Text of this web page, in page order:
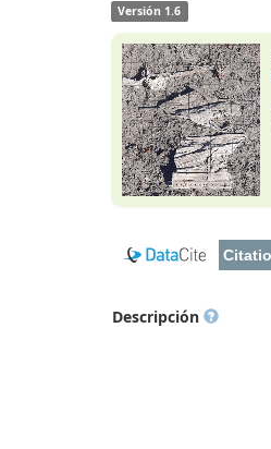
Versión 1.6
Descripción